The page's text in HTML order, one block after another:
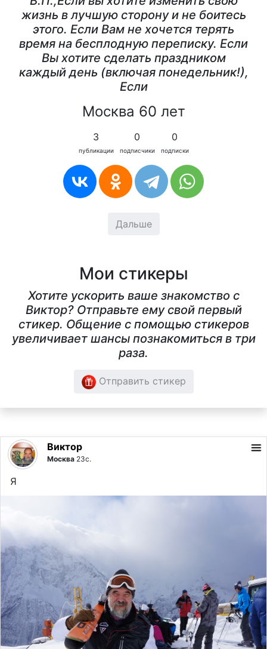
жизнь в лучшую сторону и не боитесь
этого. Если Вам не хочется терять
время на бесплодную переписку. Если
Вы хотите сделать праздником
каждый день (включая понедельник!),
Если
Москва 60 лет
3
публикации
0
подписчики
0
подписки
Дальше
Мои стикеры
Хотите ускорить ваше знакомство с
Виктор? Отправьте ему свой первый
стикер. Общение с помощью стикеров
увеличивает шансы познакомиться в три
раза.
Отправить стикер
Виктор
Москва 23с.
Я